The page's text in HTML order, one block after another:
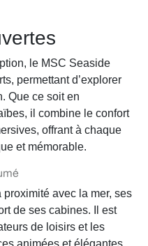
le MSC Seaside
permettant d’explorer
Que ce soit en
il combine le confort
offrant à chaque
et mémorable.
avec la mer, ses
de ses cabines. Il est
de loisirs et les